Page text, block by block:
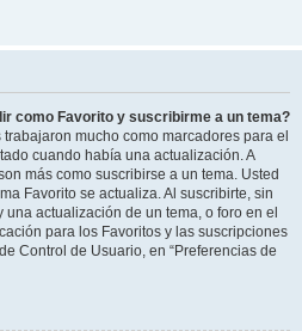
como Favorito y suscribirme a un tema?
mucho como marcadores para el
cuando había una actualización. A
más como suscribirse a un tema. Usted
Favorito se actualiza. Al suscribirte, sin
actualización de un tema, o foro en el
para los Favoritos y las suscripciones
Control de Usuario, en “Preferencias de